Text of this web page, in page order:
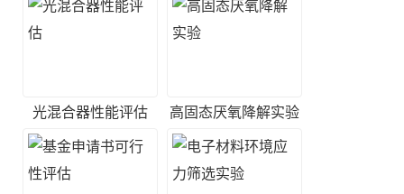
光混合器性能评估 高固态厌氧降解实验